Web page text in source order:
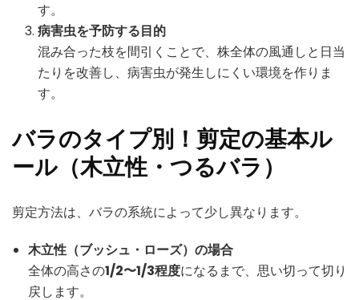
す。
病害虫を予防する目的
混み合った枝を間引くことで、株全体の風通しと日当
たりを改善し、病害虫が発生しにくい環境を作りま
す。
バラのタイプ別！剪定の基本ル
ール（木立性・つるバラ）
剪定方法は、バラの系統によって少し異なります。
木立性（ブッシュ・ローズ）の場合
全体の高さの1/2〜1/3程度になるまで、思い切って切り
戻します。